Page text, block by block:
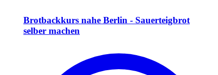
Brotbackkurs nahe Berlin - Sauerteigbrot
selber machen